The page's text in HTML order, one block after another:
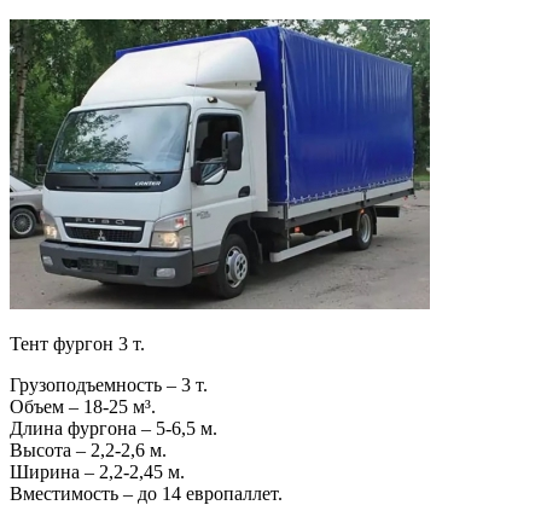
Тент фургон 3 т.
Грузоподъемность – 3 т.
Объем – 18-25 м³.
Длина фургона – 5-6,5 м.
Высота – 2,2-2,6 м.
Ширина – 2,2-2,45 м.
Вместимость – до 14 европаллет.